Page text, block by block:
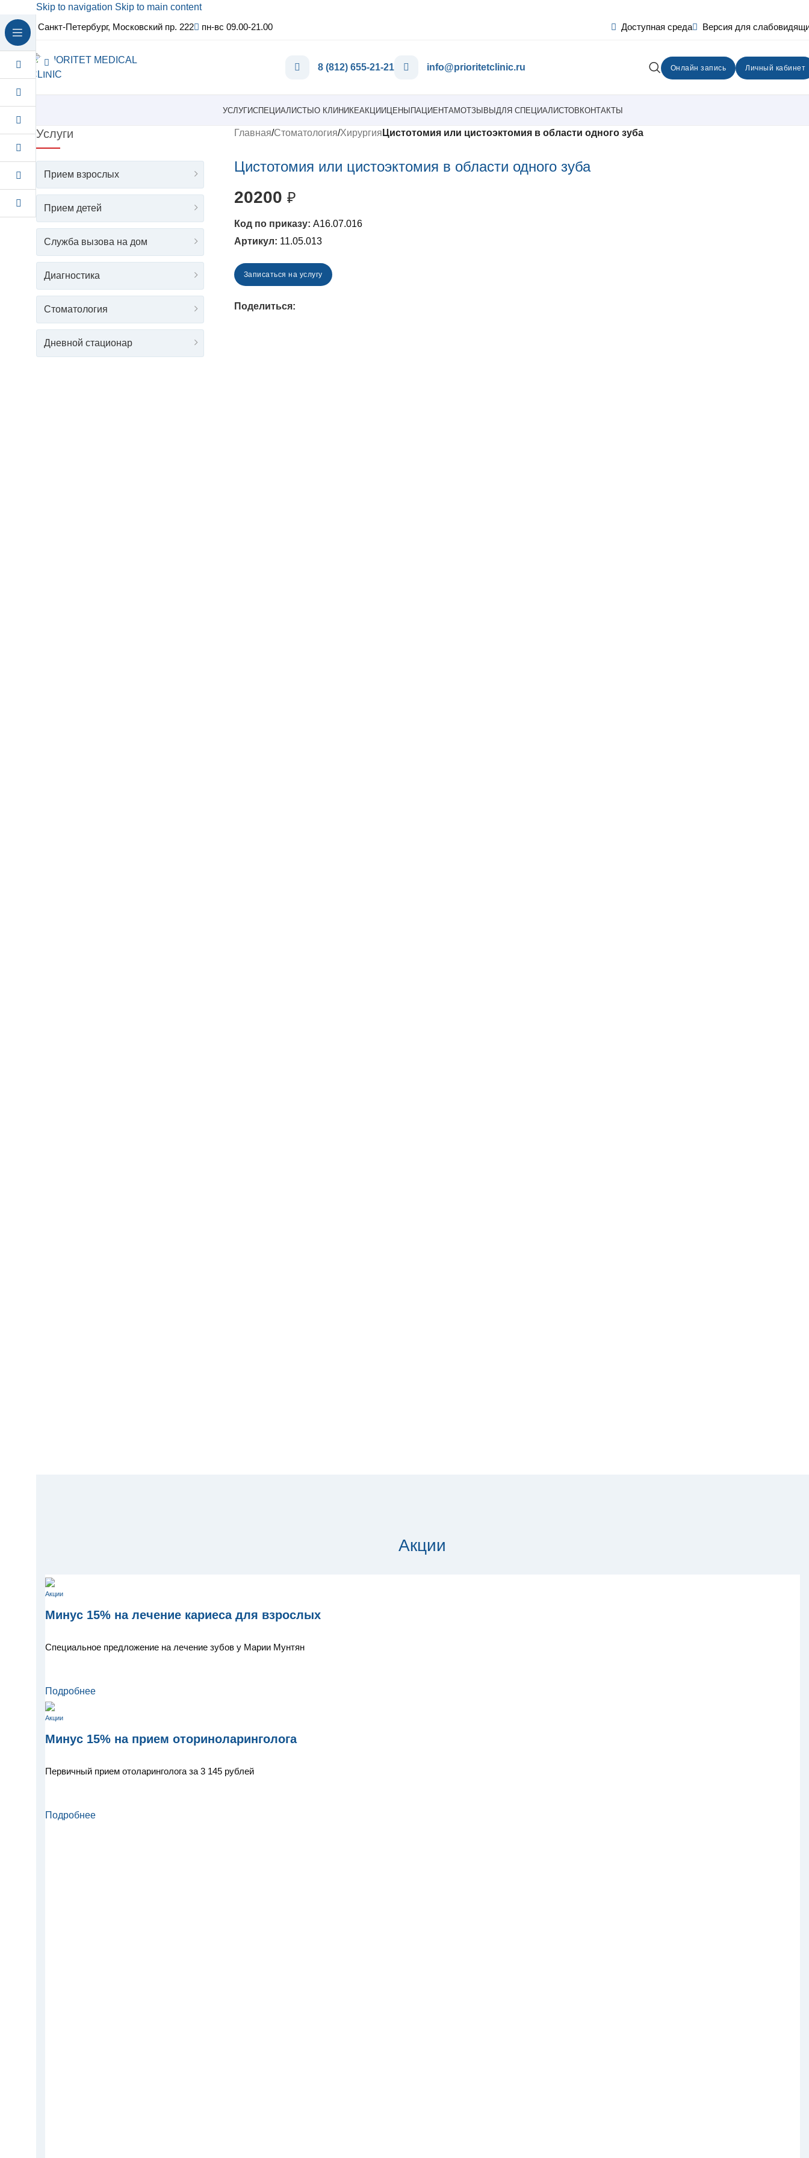
Skip to navigation Skip to main content
Санкт-Петербург, Московский пр. 222
пн-вс 09.00-21.00 Доступная среда Версия для
8 (812) 655-21-21 info@prioritetclinic.ru Онлайн запись Личный кабинет
УСЛУГИСПЕЦИАЛИСТЫО КЛИНИКЕАКЦИИЦЕНЫПАЦИЕНТАМОТЗЫВЫДЛЯ СПЕЦИАЛИСТОВКОНТАКТЫ
Услуги
Прием взрослых
Прием детей
Служба вызова на дом
Диагностика
Стоматология
Дневной стационар
Главная/Стоматология/Хирургия Цистотомия или цистоэктомия в области одного зуба
Цистотомия или цистоэктомия в области одного зуба
20200 ₽
А16.07.016
Артикул: 11.05.013
Записаться на услугу
Поделиться:
Акции
Акции
Минус 15% на лечение кариеса для взрослых
Специальное предложение на лечение зубов у Марии Мунтян
Подробнее
Акции
Минус 15% на прием оториноларинголога
Первичный прием отоларинголога за 3 145 рублей
Подробнее